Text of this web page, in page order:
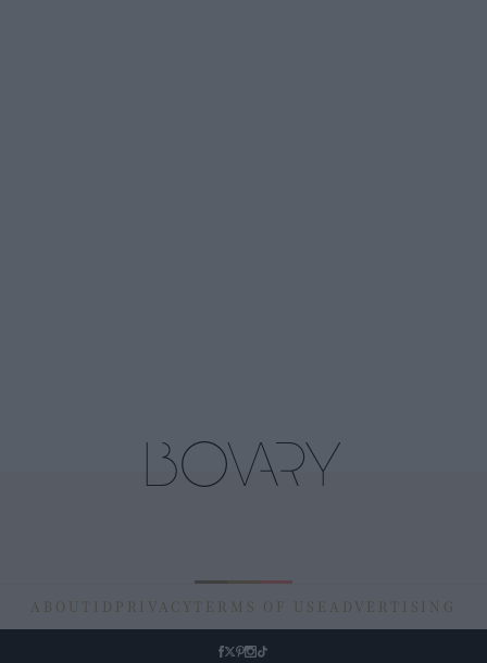
ABOUT ID PRIVACY TERMS OF USE ADVERTISING